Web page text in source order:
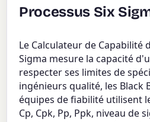
Processus Six
Le Calculateur de Capabilité
Sigma mesure la capacité
respecter ses limites de
ingénieurs qualité, les Black
équipes de fiabilité utilisent
Cp, Cpk, Pp, Ppk, niveau de